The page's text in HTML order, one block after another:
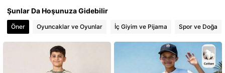
4,83 11K Takipçiler
4,83
Şunlar Da Hoşunuza Gidebilir
Öner Oyuncaklar ve Oyunlar İç Giyim ve Pijama Spor ve Doğa